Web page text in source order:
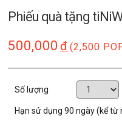
Phiếu quà tặng
500,000 đ (2,500
Số lượng
Hạn sử dụng90 ngày (kể từ